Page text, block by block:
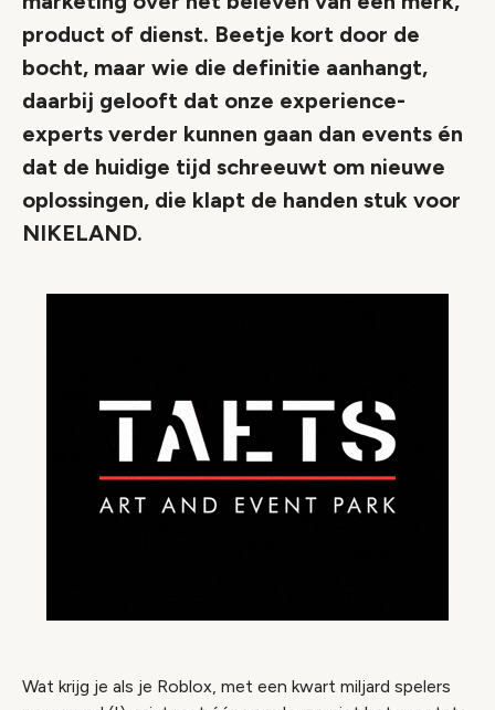
product of dienst. Beetje kort door de
bocht, maar wie die definitie aanhangt,
daarbij gelooft dat onze experience-
experts verder kunnen gaan dan events én
dat de huidige tijd schreeuwt om nieuwe
oplossingen, die klapt de handen stuk voor
NIKELAND.
Wat krijg je als je Roblox, met een kwart miljard spelers